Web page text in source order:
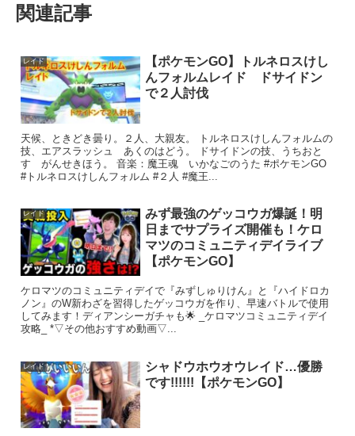
関連記事
レイド
【ポケモンGO】トルネロスけし
んフォルムレイド ドサイドン
で２人討伐
天候、ときどき曇り。２人、大親友。 トルネロスけしんフォルムの
技、エアスラッシュ あくのはどう。 ドサイドンの技、うちおと
す がんせきほう。 音楽：魔王魂 いかなごのうた #ポケモンGO
#トルネロスけしんフォルム #２人 #魔王...
レイド
みず最強のゲッコウガ爆誕！明
日までサプライズ開催も！ケロ
マツのコミュニティデイライブ
【ポケモンGO】
ケロマツのコミュニティデイで『みずしゅりけん』と『ハイドロカ
ノン』のW新わざを習得したゲッコウガを作り、早速バトルで使用
してみます！ディアンシーガチャも🌟 _ケロマツコミュニティデイ
攻略_ *▽その他おすすめ動画▽...
レイド
シャドウホウオウレイド…優勝
です!!!!!!【ポケモンGO】